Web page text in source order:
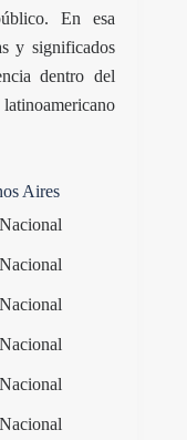
En esa
y significados
dentro del
Aires